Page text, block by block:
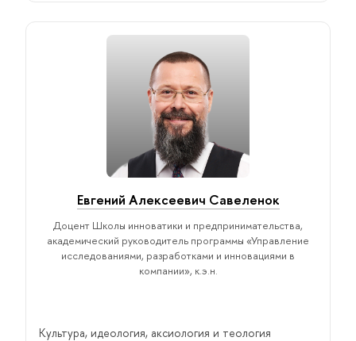
Евгений Алексеевич Савеленок
Доцент Школы инноватики и предпринимательства,
академический руководитель программы «Управление
исследованиями, разработками и инновациями в
компании», к.э.н.
Культура, идеология, аксиология и теология